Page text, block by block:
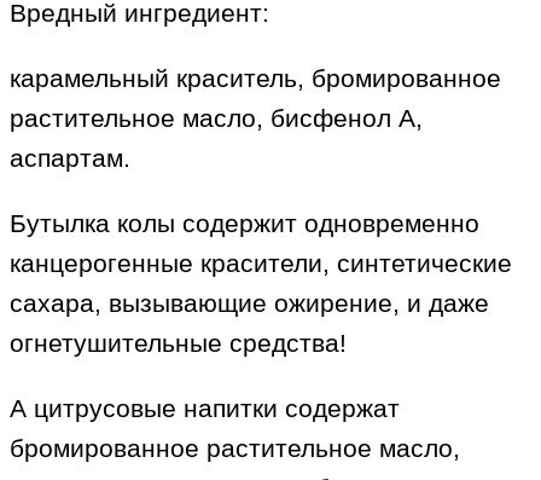
Вредный ингредиент:
карамельный краситель, бромированное
растительное масло, бисфенол А,
аспартам.
Бутылка колы содержит одновременно
канцерогенные красители, синтетические
сахара, вызывающие ожирение, и даже
огнетушительные средства!
А цитрусовые напитки содержат
бромированное растительное масло,